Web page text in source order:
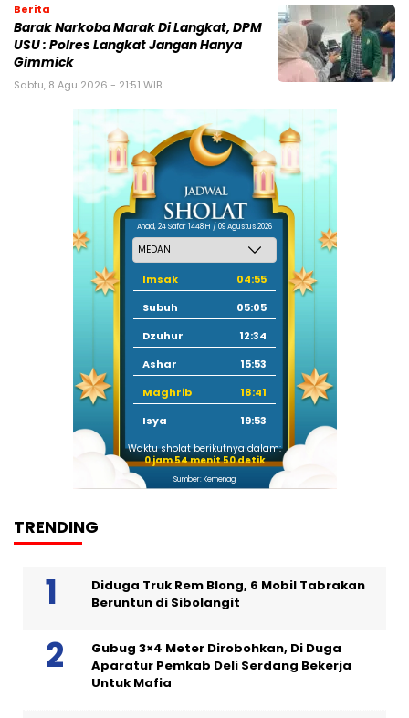
Berita
Barak Narkoba Marak Di Langkat, DPM
USU : Polres Langkat Jangan Hanya
Gimmick
Sabtu, 8 Agu 2026 - 21:51 WIB
Ahad, 24 Safar 1448 H / 09 Agustus 2026
Imsak
04:55
Subuh
05:05
Dzuhur
12:34
Ashar
15:53
Maghrib
18:41
Isya
19:53
Waktu sholat berikutnya dalam:
0 jam 54 menit 49 detik
Sumber: Kemenag
TRENDING
Diduga Truk Rem Blong, 6 Mobil Tabrakan
Beruntun di Sibolangit
Gubug 3×4 Meter Dirobohkan, Di Duga
Aparatur Pemkab Deli Serdang Bekerja
Untuk Mafia